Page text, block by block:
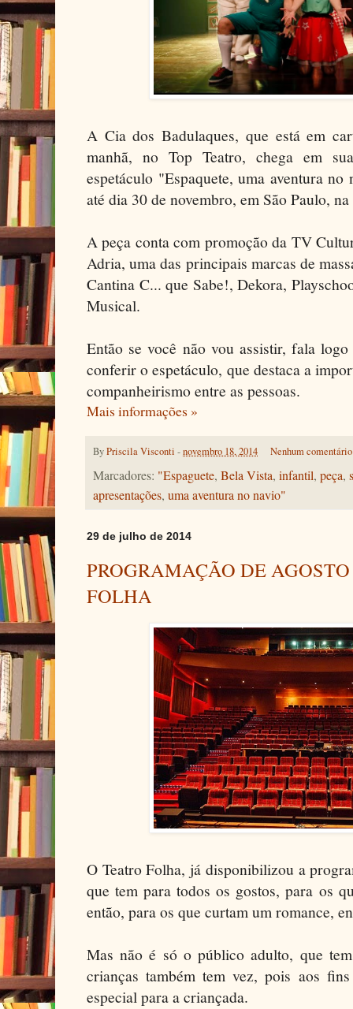
A Cia dos Badulaques, que está em
manhã, no Top Teatro, chega em
espetáculo "Espaquete, uma aventura
até dia 30 de novembro, em São Paulo,
A peça conta com promoção da TV
Adria, uma das principais marcas de
Cantina C... que Sabe!, Dekora,
Musical.
Então se você não vou assistir, fala
conferir o espetáculo, que destaca a
companheirismo entre as pessoas.
Mais informações »
ByPriscila Visconti -novembro 18, 2014 Nenhum
Marcadores: "Espaguete, Bela Vista, infantil, peça,
apresentações, uma aventura no navio"
29 de julho de 2014
PROGRAMAÇÃO DE
FOLHA
O Teatro Folha, já disponibilizou a
que tem para todos os gostos, para os
então, para os que curtam um romance,
Mas não é só o público adulto, que
crianças também tem vez, pois aos
especial para a criançada.